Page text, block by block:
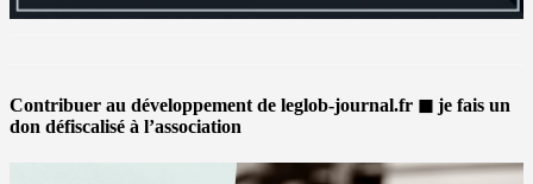
Contribuer au développement de leglob-journal.fr ◼ je fais un
don défiscalisé à l’association